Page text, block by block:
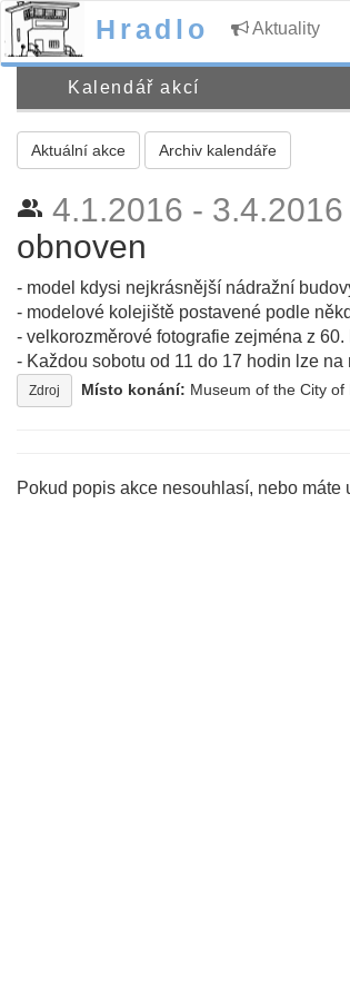
Hradlo Aktuality
Kalendář akcí
Aktuální akce Archiv kalendáře
people_alt 4.1.2016 - 3.4.2016
obnoven
- model kdysi nejkrásnější nádražní
- modelové kolejiště postavené podle
- velkorozměrové fotografie zejména z 60.
- Každou sobotu od 11 do 17 hodin lze
Zdroj Místo konání: Museum of the City
Pokud popis akce nesouhlasí, nebo